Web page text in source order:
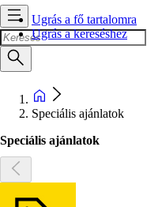
Ugrás a fő tartalomra
Ugrás a kereséshez
Speciális ajánlatok
Speciális ajánlatok